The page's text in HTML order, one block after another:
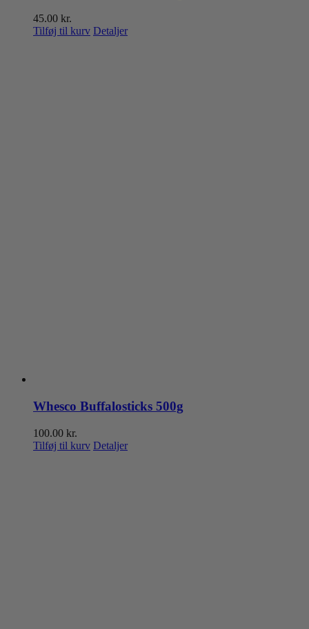
45.00 kr.
Tilføj til kurv Detaljer
Whesco Buffalosticks 500g
100.00 kr.
Tilføj til kurv Detaljer